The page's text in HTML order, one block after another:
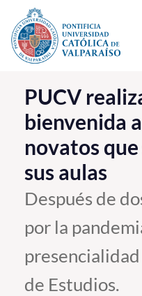
Click acá para ir
La Universidad
Investigación, Creación
PUCV Internacional
Vinculación con el Medio
Admisión
Postgrado
PUCV
bienvenida
novatos
sus aulas
Después de
por la
de Estudios.